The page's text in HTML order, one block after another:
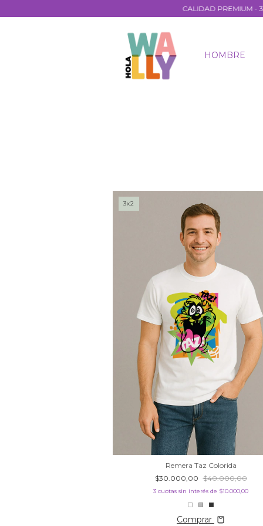
CALIDAD PREMIUM - 3X2
HOMBRE
3x2
Remera Taz Colorida
$30.000,00 $40.000,00
3 cuotas sin interés de $10.000,00
Comprar